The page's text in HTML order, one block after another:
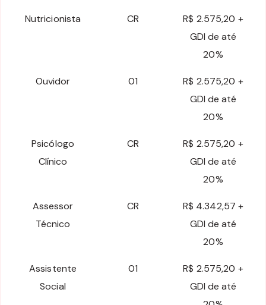
Nutricionista CR
R$ 2.575,20 +
GDI de até
20%
Ouvidor 01
R$ 2.575,20 +
GDI de até
20%
Psicólogo
Clínico
CR
R$ 2.575,20 +
GDI de até
20%
Assessor
Técnico
CR
R$ 4.342,57 +
GDI de até
20%
Assistente
Social
01
R$ 2.575,20 +
GDI de até